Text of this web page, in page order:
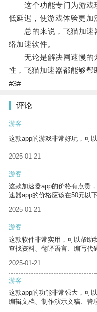
这个功能专门为游戏
低延迟，使游戏体验更加
总的来说，飞猫加速
络加速软件。
无论是解决网速慢的
性，飞猫加速器都能够帮
#3#
评论
游客
这款app的游戏非常好玩，可
2025-01-21
游客
这款加速器app的价格有点贵
速器app的价格应该在50元以
2025-01-21
游客
这款软件非常实用，可以帮助
查找资料、翻译语言、编写代
2025-01-21
游客
这款app的功能非常强大，可
编辑文档、制作演示文稿、管